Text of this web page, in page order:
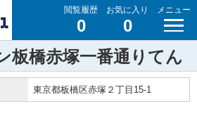
閲覧履歴
0
お気に入り
0
メニュー
板橋赤塚一番通りてん
東京都板橋区赤塚２丁目15-1